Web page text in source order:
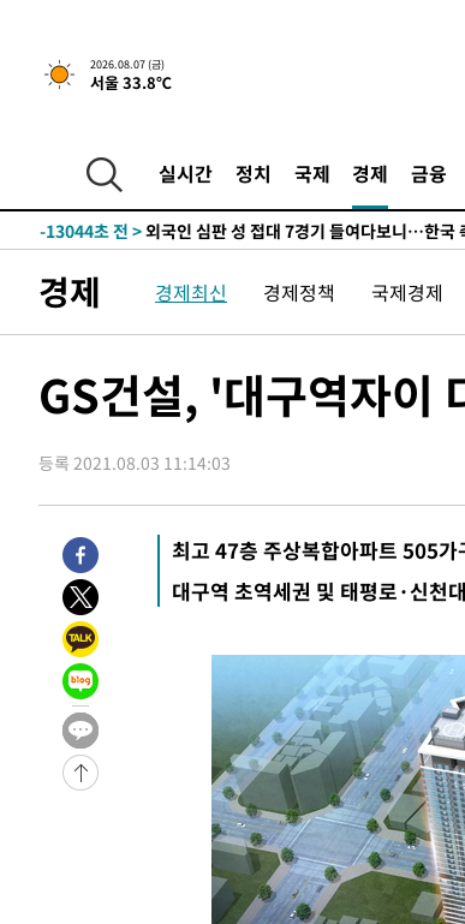
2026.08.07 (금)
서울 33.8℃
실시간 정치 국제 경제 금융
-20695초 전 >[속보]이 대통령, '호우피해' 안동·의성 관할 4
선포
-20658초 전 >[단독]중수청 지원 검사들, 정원 초과 시 낮은
-16935초 전 >
SK하이닉스, 용인·청주 팹에 54조 투자
-13791초 전 >
-13044초 전 >외국인 심판 성 접대 7경기 들여다보니…한국
-12731초 전 >
[속보]코스피, 6200선 약보합…0.60% 내린
-12711초 전 >[속보]원·달러 환율, 7.7원 내린 1416.1원 마
-9690초 전 >[속보]종합특검, '계엄 수용공간 확보' 신용해
-8534초 전 >11시간 압수수색에 성접대 파문까지…'쑥대밭'
-7556초 전 >[속보]규제합리화위원회 부위원장에 김태유
-3914초 전 >
[속보]국힘 윤리위, '돌려차기 발언' 진종오·서
12분 전 >
[속보] 7월 중국 수출 23.9%↑ 수입 27.5%↑…무
1시간 전 >
[속보]'채상병 순직 책임' 임성근, 항소심도 징역 3
-30098초 전 >
실천"
-29183초 전 >
이란, "오만과 '중앙 단일 루트' 합의…북쪽 인
운드는 임시"
-20751초 전 >
"낮 기온 소폭 하락"…수도권 폭염중대경보,
-20715초 전 >
[속보]이 대통령, '호우피해' 안동·의성 관할
선포
-20678초 전 >
[단독]중수청 지원 검사들, 정원 초과 시 낮은
갈 수도
낮 최고 37도 찜통더위…곳곳 소나기·강원
SK하이닉스, 용인·청주 팹에 54조 투자
여자배구 이재영·이다영 자매, 아제르바이잔
외국인 심판 성 접대 7경기 들여다보니…한
경제 경제최신 경제정책 국제경제
GS건설, '대구역자이
등록 2021.08.03 11:14:03
최고 47층 주상복합아파트 505
대구역 초역세권 및 태평로·신